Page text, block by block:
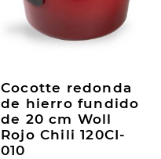
Cocotte redonda
de hierro fundido
de 20 cm Woll
Rojo Chili 120CI-
010